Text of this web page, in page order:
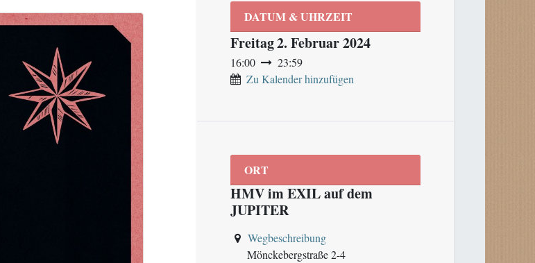
DATUM & UHRZEIT
Freitag2. Februar 2024
16:00
23:59
Zu Kalender hinzufügen
ORT
HMV im EXIL auf dem
JUPITER
Wegbeschreibung
Mönckebergstraße 2-4